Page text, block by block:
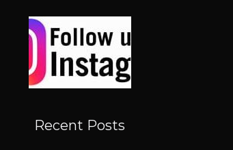
Recent Posts